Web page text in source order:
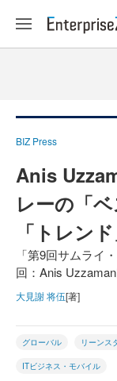
BIZ Press
Anis
レーの「
「トレンド
「第9回サムライ
回：Anis
大見謝 将伍[著]
グローバル リーンス
ITビジネス・モバイル